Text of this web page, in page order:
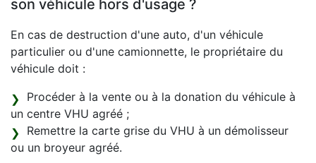
son véhicule hors d'usage ?
En cas de destruction d'une auto, d'un véhicule
particulier ou d'une camionnette, le propriétaire du
véhicule doit :
Procéder à la vente ou à la donation du véhicule à
un centre VHU agréé ;
Remettre la carte grise du VHU à un démolisseur
ou un broyeur agréé.